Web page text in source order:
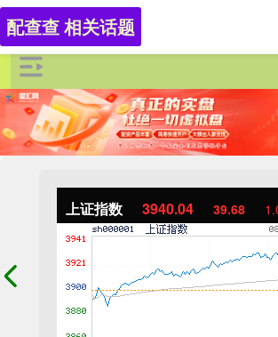
上证指数 3940.04 39.68
配查查 相关话题